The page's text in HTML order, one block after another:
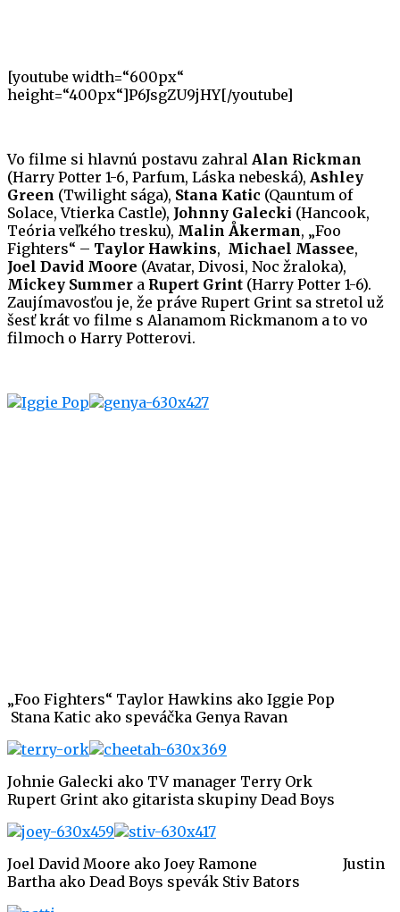
[youtube width=“600px“
height=“400px“]P6JsgZU9jHY[/youtube]
Vo filme si hlavnú postavu zahral Alan Rickman
(Harry Potter 1-6, Parfum, Láska nebeská), Ashley
Green (Twilight sága), Stana Katic (Qauntum of
Solace, Vtierka Castle), Johnny Galecki (Hancook,
Teória veľkého tresku), Malin Åkerman, „Foo
Fighters“ – Taylor Hawkins, Michael Massee,
Joel David Moore (Avatar, Divosi, Noc žraloka),
Mickey Summer a Rupert Grint (Harry Potter 1-6).
Zaujímavosťou je, že práve Rupert Grint sa stretol už
šesť krát vo filme s Alanamom Rickmanom a to vo
filmoch o Harry Potterovi.
„Foo Fighters“ Taylor Hawkins ako Iggie Pop
Stana Katic ako speváčka Genya Ravan
Johnie Galecki ako TV manager Terry Ork
Rupert Grint ako gitarista skupiny Dead Boys
Joel David Moore ako Joey Ramone Justin
Bartha ako Dead Boys spevák Stiv Bators